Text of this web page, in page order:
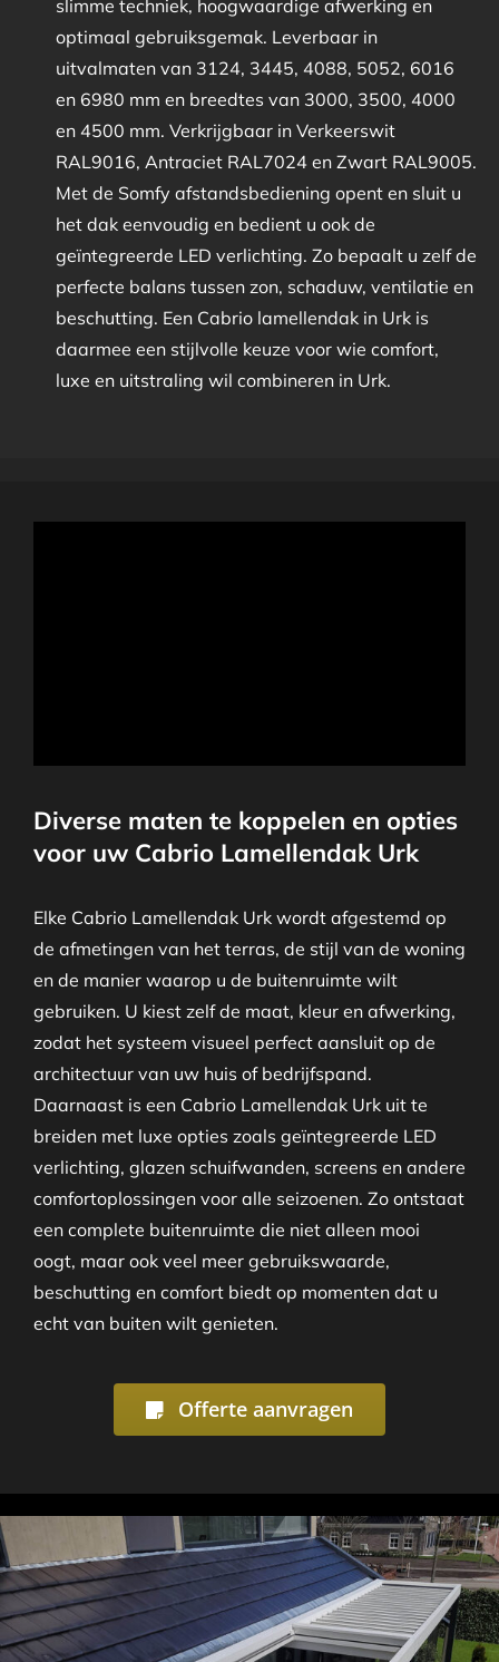
slimme techniek, hoogwaardige afwerking en
optimaal gebruiksgemak. Leverbaar in
uitvalmaten van 3124, 3445, 4088, 5052, 6016
en 6980 mm en breedtes van 3000, 3500, 4000
en 4500 mm. Verkrijgbaar in Verkeerswit
RAL9016, Antraciet RAL7024 en Zwart RAL9005.
Met de Somfy afstandsbediening opent en sluit u
het dak eenvoudig en bedient u ook de
geïntegreerde LED verlichting. Zo bepaalt u zelf de
perfecte balans tussen zon, schaduw, ventilatie en
beschutting. Een Cabrio lamellendak in Urk is
daarmee een stijlvolle keuze voor wie comfort,
luxe en uitstraling wil combineren in Urk.
Diverse maten te koppelen en opties
voor uw Cabrio Lamellendak Urk
Elke Cabrio Lamellendak Urk wordt afgestemd op
de afmetingen van het terras, de stijl van de woning
en de manier waarop u de buitenruimte wilt
gebruiken. U kiest zelf de maat, kleur en afwerking,
zodat het systeem visueel perfect aansluit op de
architectuur van uw huis of bedrijfspand.
Daarnaast is een Cabrio Lamellendak Urk uit te
breiden met luxe opties zoals geïntegreerde LED
verlichting, glazen schuifwanden, screens en andere
comfortoplossingen voor alle seizoenen. Zo ontstaat
een complete buitenruimte die niet alleen mooi
oogt, maar ook veel meer gebruikswaarde,
beschutting en comfort biedt op momenten dat u
echt van buiten wilt genieten.
Offerte aanvragen